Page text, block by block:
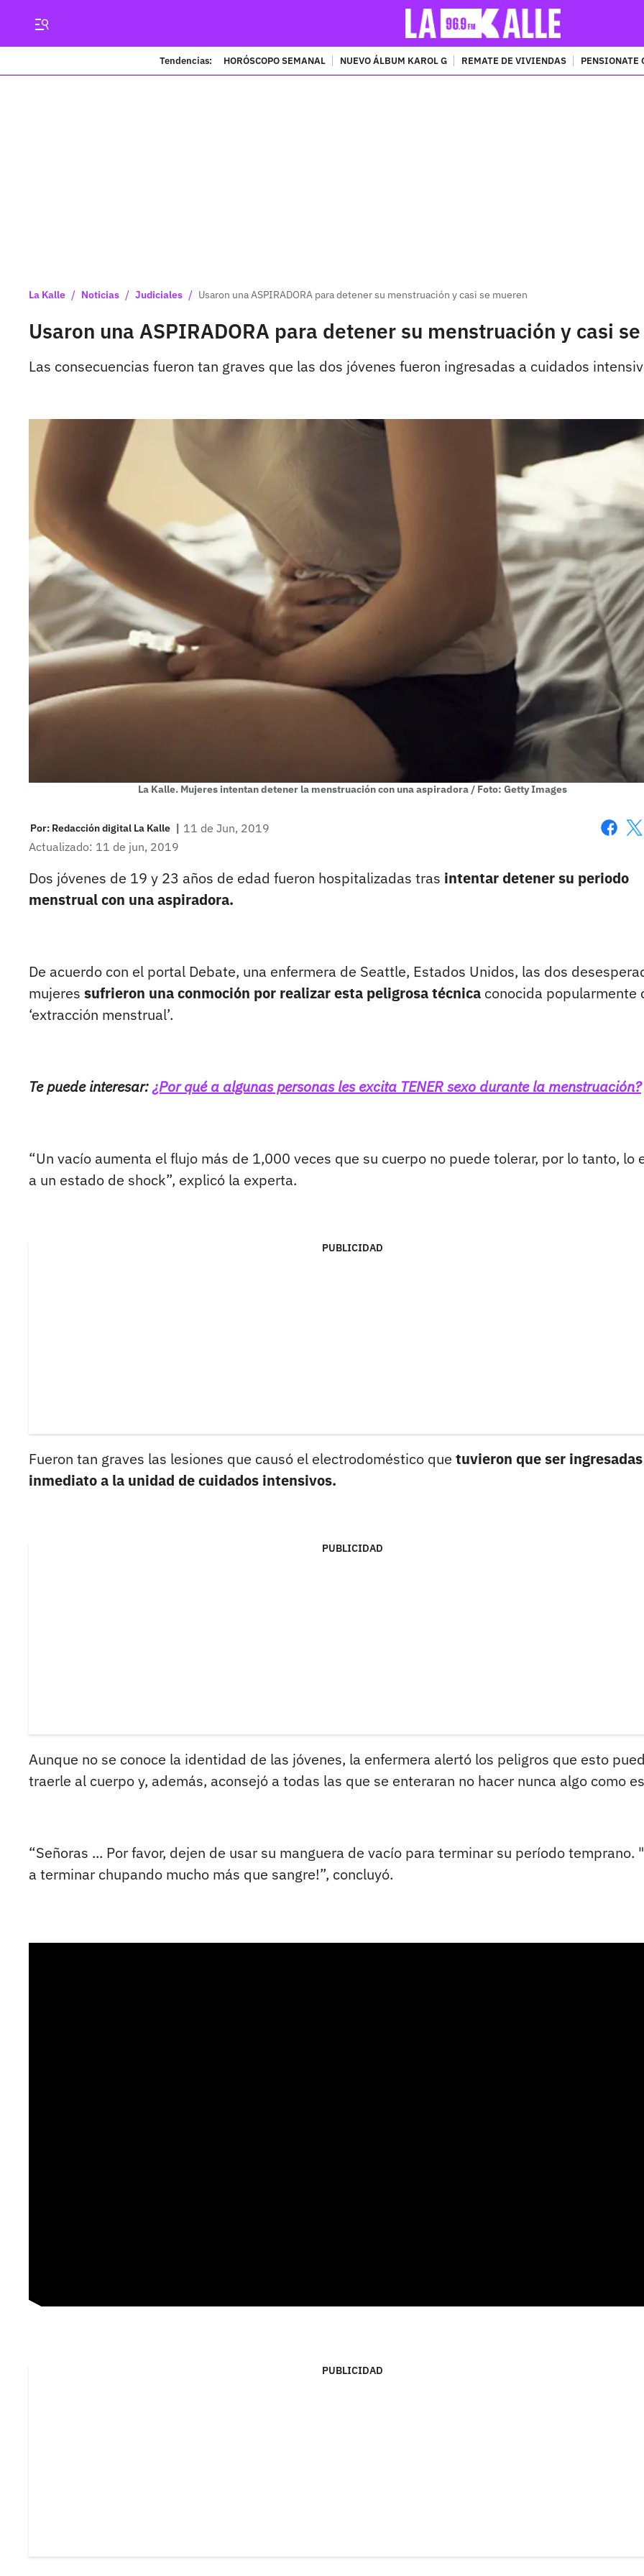
Tendencias: HORÓSCOPO SEMANAL NUEVO ÁLBUM KAROL G REMATE DE VIVIENDAS PENSIONATE
La Kalle / Noticias / Judiciales / Usaron una ASPIRADORA para detener su menstruación y casi se mueren
Usaron una ASPIRADORA para detener su menstruación y casi
Las consecuencias fueron tan graves que las dos jóvenes fueron ingresadas a cuidados
La Kalle. Mujeres intentan detener la menstruación con una aspiradora / Foto: Getty Images
Por: Redacción digital La Kalle | 11 de Jun, 2019
Actualizado: 11 de jun, 2019
Dos jóvenes de 19 y 23 años de edad fueron hospitalizadas tras intentar detener su periodo
menstrual con una aspiradora.
De acuerdo con el portal Debate, una enfermera de Seattle, Estados Unidos, las dos
mujeres sufrieron una conmoción por realizar esta peligrosa técnica conocida popularmente
‘extracción menstrual’.
Te puede interesar:¿Por qué a algunas personas les excita TENER sexo durante la menstruación?
“Un vacío aumenta el flujo más de 1,000 veces que su cuerpo no puede tolerar, por lo tanto, lo
a un estado de shock”, explicó la experta.
PUBLICIDAD
Fueron tan graves las lesiones que causó el electrodoméstico que tuvieron que ser
inmediato a la unidad de cuidados intensivos.
PUBLICIDAD
Aunque no se conoce la identidad de las jóvenes, la enfermera alertó los peligros que esto
traerle al cuerpo y, además, aconsejó a todas las que se enteraran no hacer nunca algo como
“Señoras ... Por favor, dejen de usar su manguera de vacío para terminar su período temprano.
a terminar chupando mucho más que sangre!”, concluyó.
PUBLICIDAD